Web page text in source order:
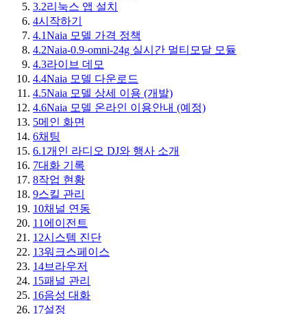
3.2리눅스 앱 설치
4시작하기
4.1Naia 모델 가격 정책
4.2Naia-0.9-omni-24g 실시간 멀티모달 모듈
4.3라이브 데모
4.4Naia 모델 다운로드
4.5Naia 모델 상세 이용 (개발)
4.6Naia 모델 온라인 이용안내 (예정)
5메인 화면
6채팅
6.1개인 라디오 DJ와 행사 소개
7대화 기록
8작업 현황
9스킬 관리
10채널 연동
11 에이전트
12시스템 진단
13워크스페이스
14브라우저
15패널 관리
16음성 대화
17설정